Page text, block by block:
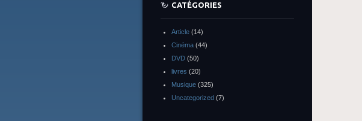
CATÉGORIES
Article (14)
Cinéma (44)
DVD (50)
livres (20)
Musique (325)
Uncategorized (7)